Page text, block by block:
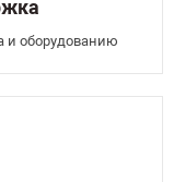
и оборудованию